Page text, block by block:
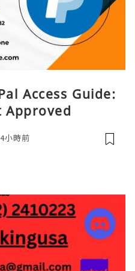
Access Guide:
Approved
4小時前